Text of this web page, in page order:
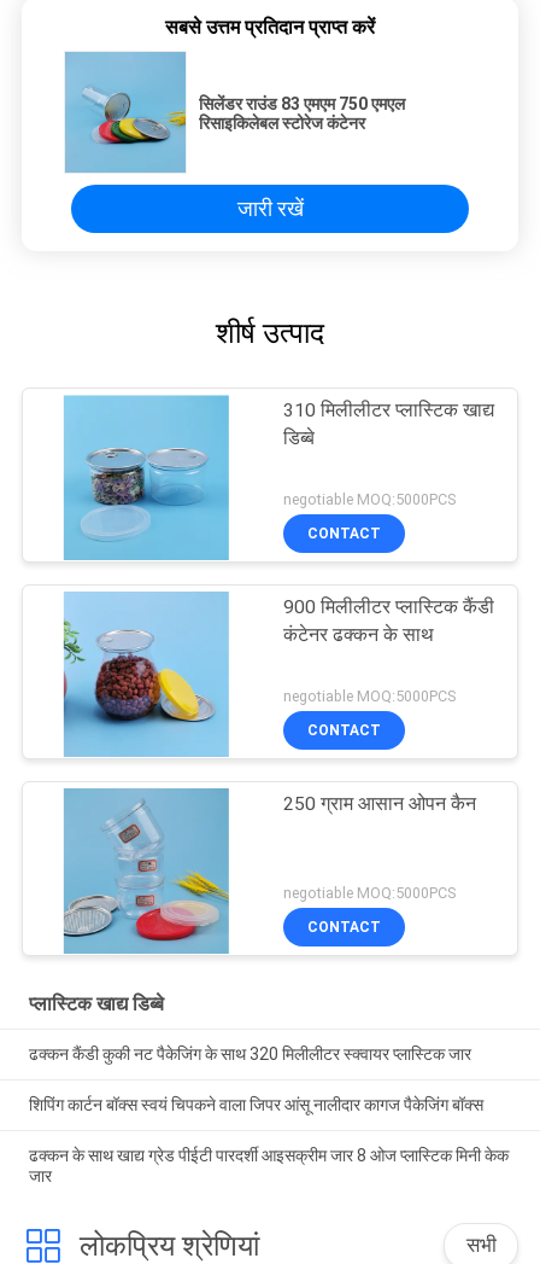
सबसे उत्तम प्रतिदान प्राप्त करें
सिलेंडर राउंड 83 एमएम 750 एमएल
रिसाइकिलेबल स्टोरेज कंटेनर
जारी रखें
शीर्ष उत्पाद
310 मिलीलीटर प्लास्टिक खाद्य
डिब्बे
negotiable MOQ:5000PCS
CONTACT
900 मिलीलीटर प्लास्टिक कैंडी
कंटेनर ढक्कन के साथ
negotiable MOQ:5000PCS
CONTACT
250 ग्राम आसान ओपन कैन
negotiable MOQ:5000PCS
CONTACT
प्लास्टिक खाद्य डिब्बे
ढक्कन कैंडी कुकी नट पैकेजिंग के साथ 320 मिलीलीटर स्क्वायर प्लास्टिक जार
शिपिंग कार्टन बॉक्स स्वयं चिपकने वाला जिपर आंसू नालीदार कागज पैकेजिंग बॉक्स
ढक्कन के साथ खाद्य ग्रेड पीईटी पारदर्शी आइसक्रीम जार 8 ओज प्लास्टिक मिनी केक
जार
लोकप्रिय श्रेणियां सभी